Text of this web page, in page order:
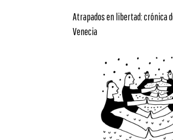
Atrapados en libertad: crónica
Venecia